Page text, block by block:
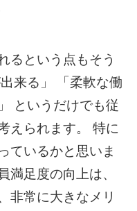
るという点もそう
来る」 「柔軟な働
というだけでも従
えられます。 特に
ているかと思いま
満足度の向上は、
非常に大きなメリ